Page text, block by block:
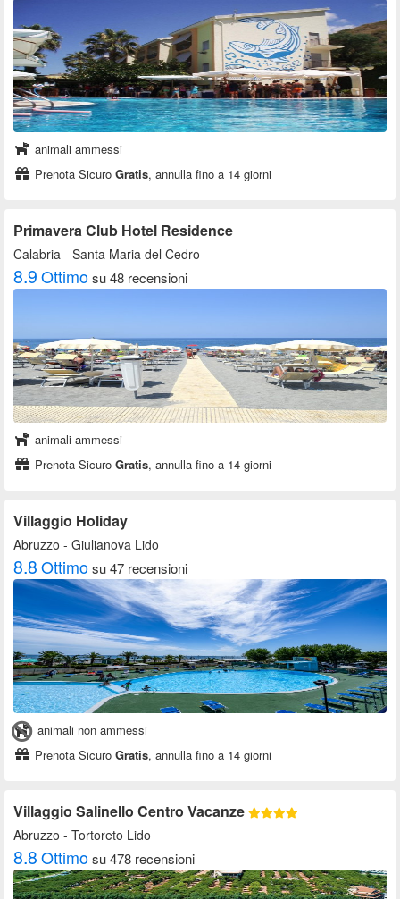
animali ammessi
Prenota Sicuro Gratis, annulla fino a 14 giorni
Primavera Club Hotel Residence
Calabria - Santa Maria del Cedro
8.9Ottimosu 48 recensioni
animali ammessi
Prenota Sicuro Gratis, annulla fino a 14 giorni
Villaggio Holiday
Abruzzo - Giulianova Lido
8.8Ottimosu 47 recensioni
animali non ammessi
Prenota Sicuro Gratis, annulla fino a 14 giorni
Villaggio Salinello Centro Vacanze
Abruzzo - Tortoreto Lido
8.8Ottimosu 478 recensioni